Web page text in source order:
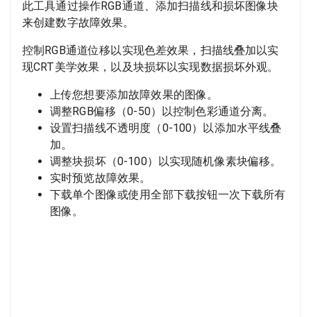
此工具通过操作RGB通道、添加扫描线和损坏图像块
来创建数字故障效果。
控制RGB通道位移以实现色差效果，扫描线叠加以实
现CRT美学效果，以及块损坏以实现数据损坏外观。
上传您想要添加故障效果的图像。
调整RGB偏移（0-50）以控制色彩通道分离。
设置扫描线不透明度（0-100）以添加水平线叠
加。
调整块损坏（0-100）以实现随机像素块偏移。
实时预览故障效果。
下载单个图像或使用全部下载按钮一次下载所有
图像。